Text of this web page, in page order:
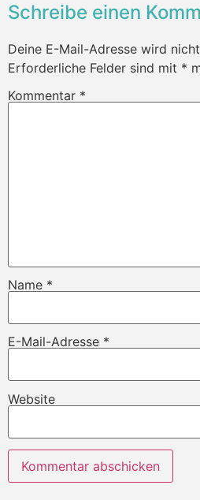
Schreibe einen
Deine E-Mail-Adresse wird
Erforderliche Felder sind mit *
Kommentar *
Name *
E-Mail-Adresse *
Website